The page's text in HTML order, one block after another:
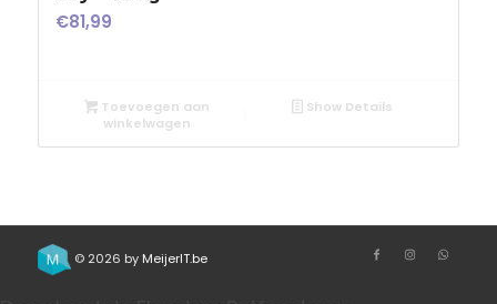
€81,99
Toevoegen aan
winkelwagen
Show Details
© 2026 by MeijerIT.be